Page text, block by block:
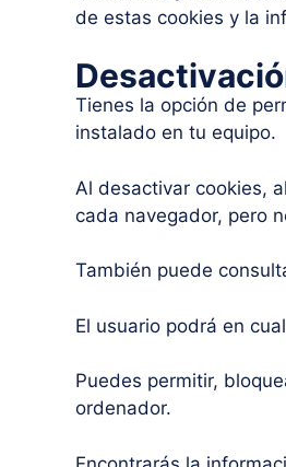
de estas cookies y la
Tienes la opción de
instalado en tu equipo.
Al desactivar cookies,
cada navegador, pero
También puede
El usuario podrá en
Puedes permitir,
ordenador.